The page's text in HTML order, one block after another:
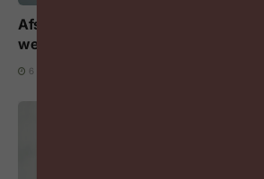
Afstudeerders zijn geen topprioriteit
werkgevers
6 AUGUSTUS 2026